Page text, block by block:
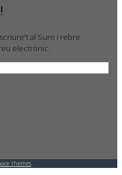
al Suro i rebre
electrònic.
themes.